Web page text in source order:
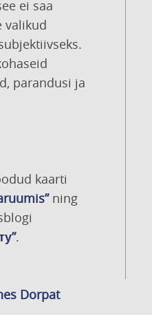
ei saa
valikud
parandusi ja
kaarti
ning
.
Dorpat